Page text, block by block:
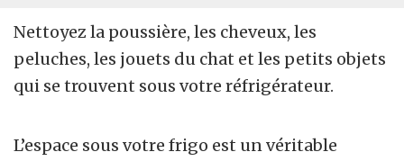
Nettoyez la poussière, les cheveux, les
peluches, les jouets du chat et les petits objets
qui se trouvent sous votre réfrigérateur.
L’espace sous votre frigo est un véritable